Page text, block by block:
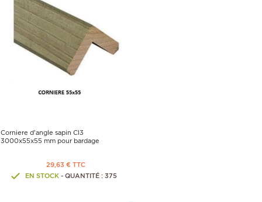
Corniere d'angle sapin Cl3
3000x55x55 mm pour bardage
29,63 € TTC
EN STOCK - QUANTITÉ : 375